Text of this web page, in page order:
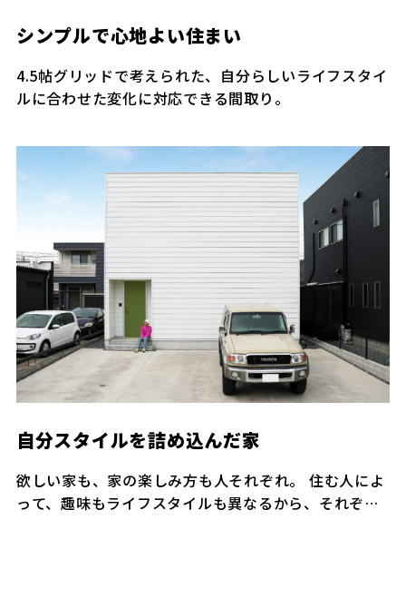
シンプルで心地よい住まい
4.5帖グリッドで考えられた、自分らしいライフスタイ
ルに合わせた変化に対応できる間取り。
自分スタイルを詰め込んだ家
欲しい家も、家の楽しみ方も人それぞれ。
住む人によ
って、趣味もライフスタイルも異なるから、それぞれ